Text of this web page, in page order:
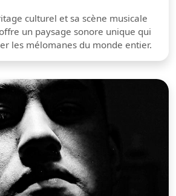
culturel et sa scène musicale
un paysage sonore unique qui
les mélomanes du monde entier.